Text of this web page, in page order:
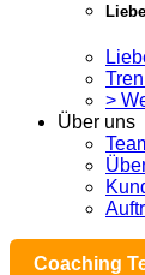
>
Über uns
Coaching